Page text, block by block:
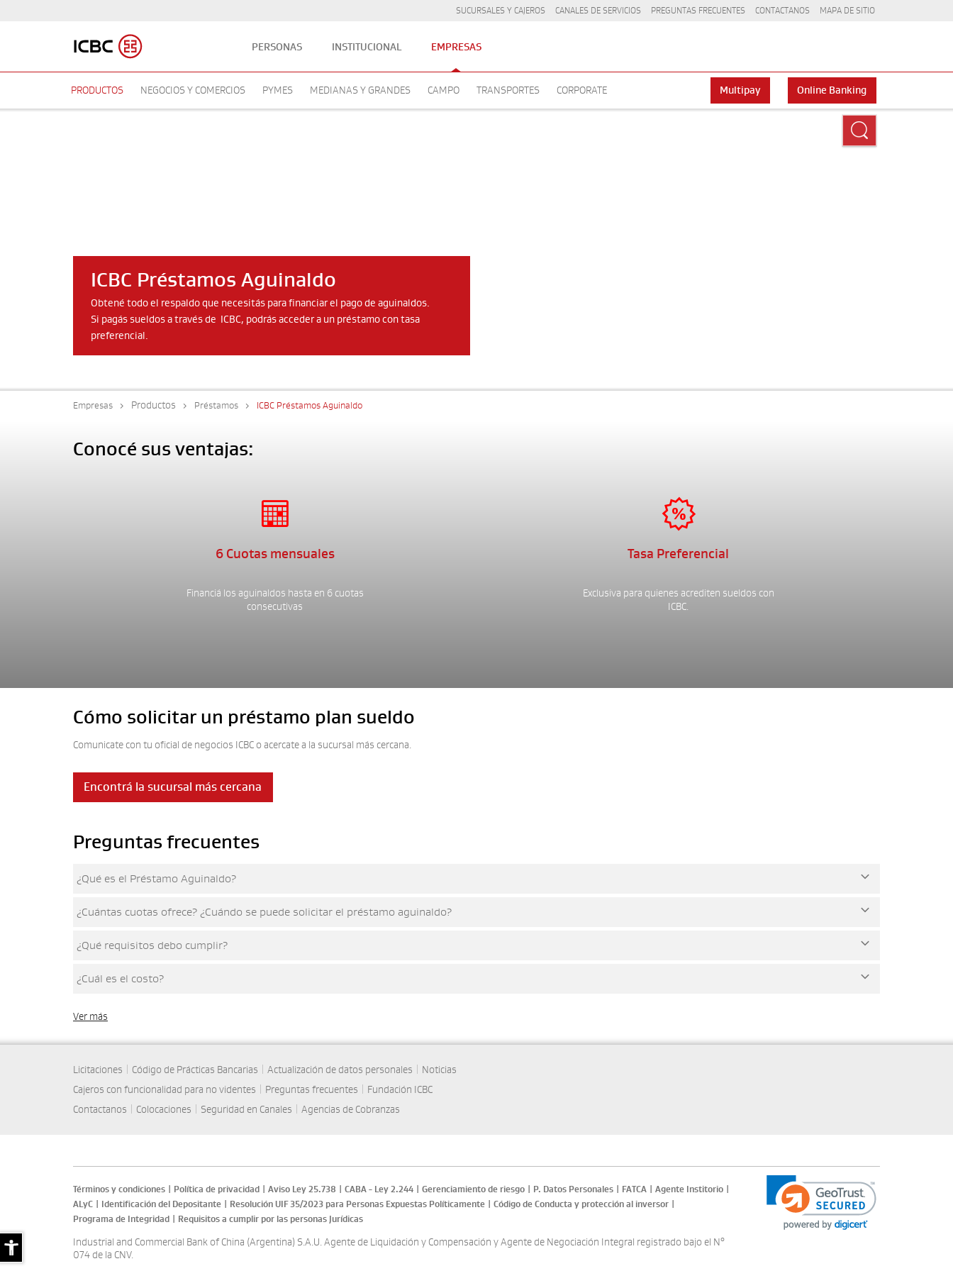
SUCURSALES Y CAJEROS CANALES DE SERVICIOS PREGUNTAS FRECUENTES CONTACTANOS MAPA DE SITIO
PERSONAS INSTITUCIONAL EMPRESAS
PRODUCTOS NEGOCIOS Y COMERCIOS PYMES MEDIANAS Y GRANDES CAMPO TRANSPORTES CORPORATE Multipay Online Banking
ICBC Préstamos Aguinaldo
Obtené todo el respaldo que necesitás para financiar el pago de aguinaldos.
Si pagás sueldos a través de ICBC, podrás acceder a un préstamo con tasa
preferencial.
Empresas Productos Préstamos ICBC Préstamos Aguinaldo
Conocé sus ventajas:

6 Cuotas mensuales
Financiá los aguinaldos hasta en 6 cuotas
consecutivas

Tasa Preferencial
Exclusiva para quienes acrediten sueldos con
ICBC.
Cómo solicitar un préstamo plan sueldo
Comunicate con tu oficial de negocios ICBC o acercate a la sucursal más cercana.
Encontrá la sucursal más cercana
Preguntas frecuentes
¿Qué es el Préstamo Aguinaldo?
¿Cuántas cuotas ofrece? ¿Cuándo se puede solicitar el préstamo aguinaldo?
¿Qué requisitos debo cumplir?
¿Cuál es el costo?
Ver más
Licitaciones Código de Prácticas Bancarias Actualización de datos personales
Noticias
Cajeros con funcionalidad para no videntes
Preguntas frecuentes
Fundación ICBC
Contactanos
Colocaciones Seguridad en Canales Agencias de Cobranzas
Términos y condiciones Política de privacidad Aviso Ley 25.738 CABA - Ley 2.244 Gerenciamiento de riesgo P. Datos Personales FATCA Agente Institorio
ALyC
Identificación del Depositante Resolución UIF 35/2023 para Personas Expuestas Políticamente Código de Conducta y protección al inversor
Programa de Integridad
Requisitos a cumplir por las personas Jurídicas
Industrial and Commercial Bank of China (Argentina) S.A.U. Agente de Liquidación y Compensación y Agente de Negociación Integral registrado bajo el N°
074 de la CNV.